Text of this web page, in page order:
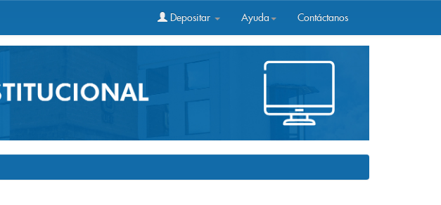
Depositar Ayuda Contáctanos